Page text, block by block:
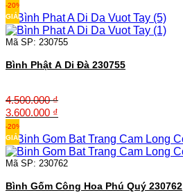
-20%
GIẢM
Mã SP: 230755
Bình Phật A Di Đà 230755
4.500.000₫
Giá
gốc
là:
4.500.000 ₫.
3.600.000 ₫
tại
là:
3.600.000 ₫.
-20%
GIẢM
Mã SP: 230762
Bình Gốm Công Hoa Phú Quý 230762